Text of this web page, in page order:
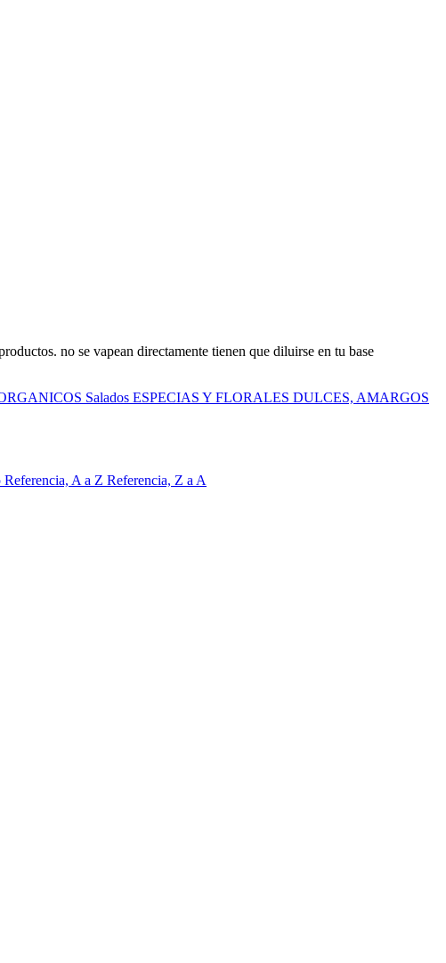
no se vapean directamente tienen que diluirse en tu base
Salados ESPECIAS Y FLORALES DULCES, AMARGOS
Referencia, A a Z Referencia, Z a A